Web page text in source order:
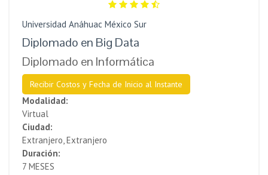
Universidad Anáhuac México Sur
Diplomado en Big Data
Diplomado en Informática
Recibir Costos y Fecha de Inicio al Instante
Modalidad:
Virtual
Ciudad:
Extranjero, Extranjero
Duración:
7 MESES